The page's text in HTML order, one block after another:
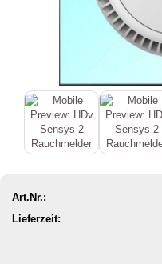
Art.Nr.:
Lieferzeit: